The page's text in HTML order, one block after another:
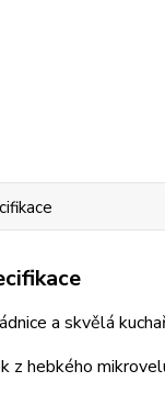
a skvělá
z hebkého